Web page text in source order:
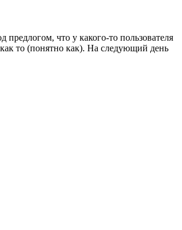
что у какого-то пользователя
то (понятно как). На следующий день